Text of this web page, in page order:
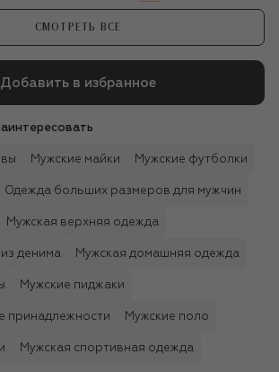
СМОТРЕТЬ ВСЕ
Добавить в избранное
Мужские майки Мужские футболки
Одежда больших размеров для мужчин
Мужская верхняя одежда
денима Мужская домашняя одежда
Мужские пиджаки
принадлежности Мужские поло
Мужская спортивная одежда